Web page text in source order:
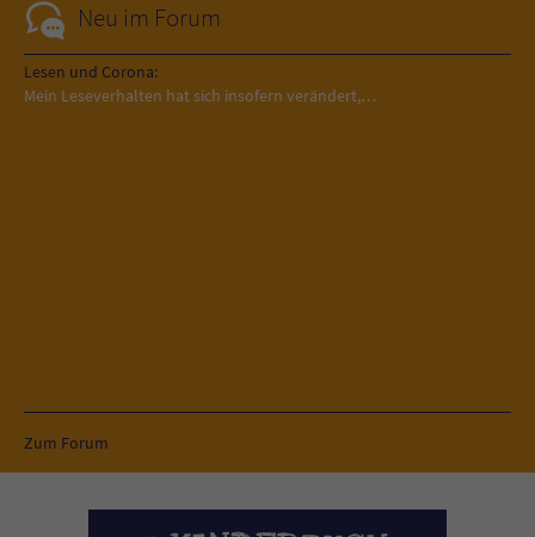
Neu im Forum
Lesen und Corona:
Mein Leseverhalten hat sich insofern verändert,…
Zum Forum